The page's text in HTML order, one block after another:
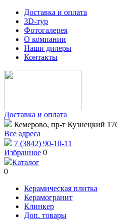
Доставка и оплата
3D-тур
Фотогалерея
О компании
Наши дилеры
Контакты
Доставка и оплата
Кемерово, пр-т Кузнецкий
Все адреса
7 (3842) 90-10-11
Избранное 0
Каталог
0
Керамическая плитка
Керамогранит
Клинкер
Доп. товары